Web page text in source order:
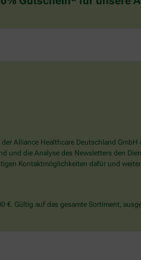
Alliance Healthcare Deutschland
und die Analyse des Newsletters den
Kontaktmöglichkeiten dafür und
Gültig auf das gesamte Sortiment,